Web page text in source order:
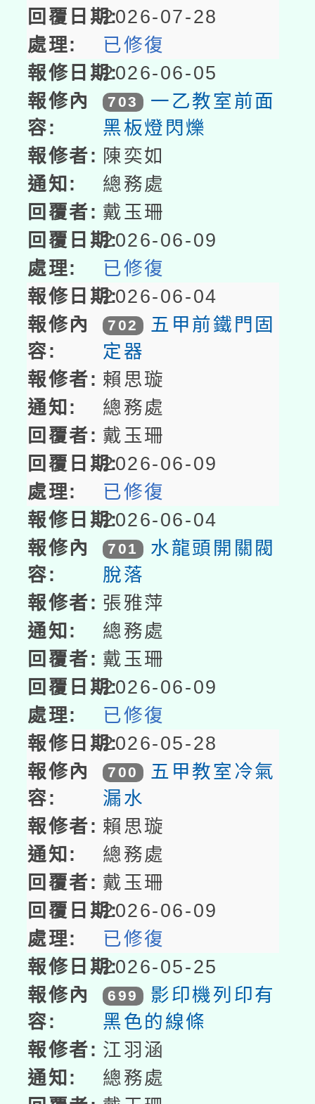
2026-07-28
已修復
2026-06-05
703
一乙教室前面
黑板燈閃爍
陳奕如
總務處
戴玉珊
2026-06-09
已修復
2026-06-04
702
五甲前鐵門固
定器
賴思璇
總務處
戴玉珊
2026-06-09
已修復
2026-06-04
701
水龍頭開關閥
脫落
張雅萍
總務處
戴玉珊
2026-06-09
已修復
2026-05-28
700
五甲教室冷氣
漏水
賴思璇
總務處
戴玉珊
2026-06-09
已修復
2026-05-25
699
影印機列印有
黑色的線條
江羽涵
總務處